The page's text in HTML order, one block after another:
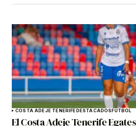
COSTA ADEJE TENERIFEDESTACADOSFÚTBOL
El Costa Adeje Tenerife